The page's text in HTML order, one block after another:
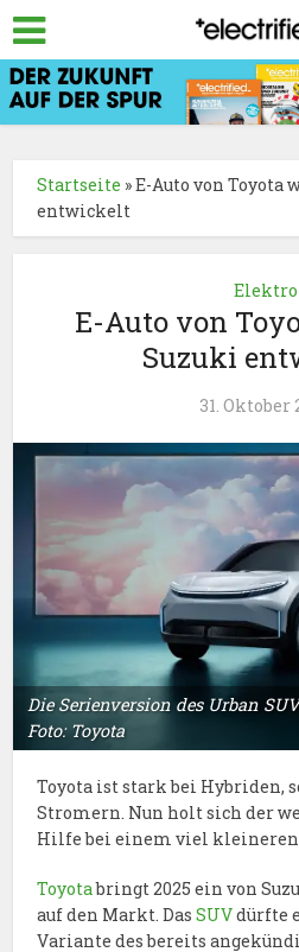
Startseite »E-Auto von Toyota
entwickelt
Elektro
E-Auto von
Suzuki
31. Oktober
Die Serienversion des Urban
Foto: Toyota
Toyota ist stark bei Hybriden,
Stromern. Nun holt sich der
Hilfe bei einem viel kleineren
Toyotabringt 2025 ein von
auf den Markt. DasSUVdürfte
Variante des bereits